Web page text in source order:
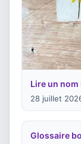
Lire un
28 juillet
Glossaire